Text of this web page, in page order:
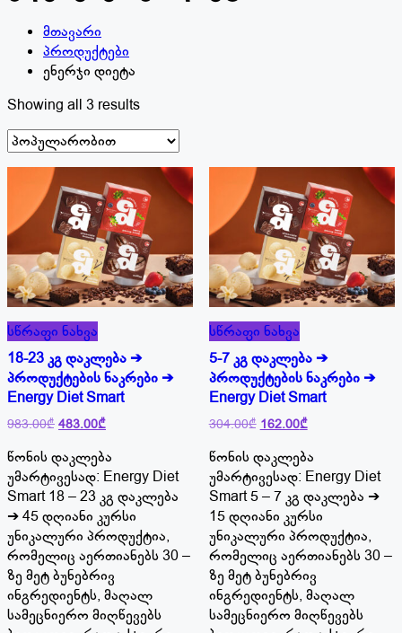
მთავარი
პროდუქტები
ენერჯი დიეტა
Showing all 3 resultsSorted
popularity
სწრაფი ნახვა
18-23 კგ დაკლება ➔
პროდუქტების ნაკრები ➔
Energy Diet Smart
983.00₾ Original
was:
983.00₾.
483.00₾Current
is:
483.00₾.
წონის დაკლება
უმარტივესად: Energy Diet
Smart 18 – 23 კგ დაკლება
➔ 45 დღიანი კურსი
უნიკალური პროდუქტია,
რომელიც აერთიანებს 30 –
ზე მეტ ბუნებრივ
ინგრედიენტს, მაღალ
სამეცნიერო მიღწევებს
სწრაფი ნახვა
5-7 კგ დაკლება ➔
პროდუქტების ნაკრები ➔
Energy Diet Smart
304.00₾ Original
was:
304.00₾.
162.00₾Current
is:
162.00₾.
წონის დაკლება
უმარტივესად: Energy Diet
Smart 5 – 7 კგ დაკლება ➔
15 დღიანი კურსი
უნიკალური პროდუქტია,
რომელიც აერთიანებს 30 –
ზე მეტ ბუნებრივ
ინგრედიენტს, მაღალ
სამეცნიერო მიღწევებს